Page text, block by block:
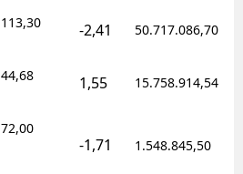
113,30 -2,41 50.717.086,70
44,68 1,55 15.758.914,54
72,00
-1,71 1.548.845,50